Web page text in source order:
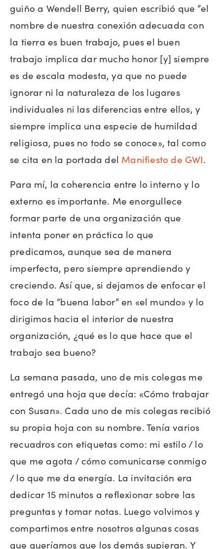
guiño a Wendell Berry, quien escribió que ”el
nombre de nuestra conexión adecuada con
la tierra es buen trabajo, pues el buen
trabajo implica dar mucho honor [y] siempre
es de escala modesta, ya que no puede
ignorar ni la naturaleza de los lugares
individuales ni las diferencias entre ellos, y
siempre implica una especie de humildad
religiosa, pues no todo se conoce», tal como
se cita en la portada del Manifiesto de GWI.
Para mí, la coherencia entre lo interno y lo
externo es importante. Me enorgullece
formar parte de una organización que
intenta poner en práctica lo que
predicamos, aunque sea de manera
imperfecta, pero siempre aprendiendo y
creciendo. Así que, si dejamos de enfocar el
foco de la “buena labor” en «el mundo» y lo
dirigimos hacia el interior de nuestra
organización, ¿qué es lo que hace que el
trabajo sea bueno?
La semana pasada, uno de mis colegas me
entregó una hoja que decía: «Cómo trabajar
con Susan». Cada uno de mis colegas recibió
su propia hoja con su nombre. Tenía varios
recuadros con etiquetas como: mi estilo / lo
que me agota / cómo comunicarse conmigo
/ lo que me da energía. La invitación era
dedicar 15 minutos a reflexionar sobre las
preguntas y tomar notas. Luego volvimos y
compartimos entre nosotros algunas cosas
que queríamos que los demás supieran. Y